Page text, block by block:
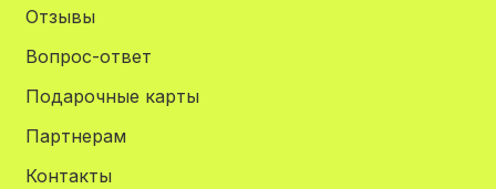
Отзывы
Вопрос-ответ
Подарочные карты
Партнерам
Контакты